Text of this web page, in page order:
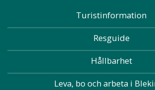
Turistinformation
Resguide
Hållbarhet
Leva, bo och arbeta i